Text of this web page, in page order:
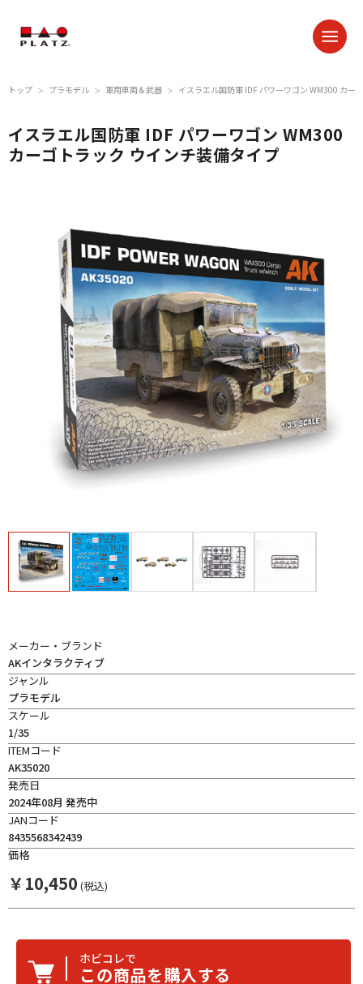
トップ ＞ プラモデル ＞ 軍用車両 & 武器 ＞ イスラエル国防軍 IDF パワーワゴン WM300 カー
イスラエル国防軍 IDF パワーワゴン WM300
カーゴトラック ウインチ装備タイプ
メーカー・ブランド
AKインタラクティブ
ジャンル
プラモデル
スケール
1/35
ITEMコード
AK35020
発売日
2024年08月 発売中
JANコード
8435568342439
価格
￥10,450 (税込)
ホビコレで
この商品を購入する